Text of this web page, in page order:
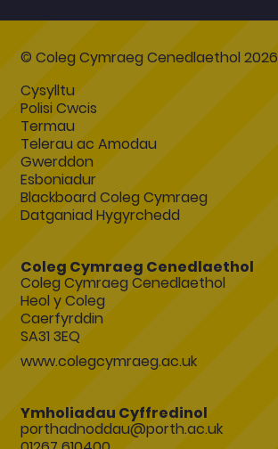
© Coleg Cymraeg Cenedlaethol 2026
Cysylltu
Polisi Cwcis
Termau
Telerau ac Amodau
Gwerddon
Esboniadur
Blackboard Coleg Cymraeg
Datganiad Hygyrchedd
Coleg Cymraeg Cenedlaethol
Coleg Cymraeg Cenedlaethol
Heol y Coleg
Caerfyrddin
SA31 3EQ
www.colegcymraeg.ac.uk
Ymholiadau Cyffredinol
porthadnoddau@porth.ac.uk